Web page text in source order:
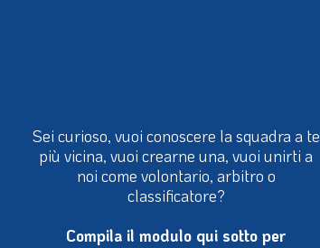
Sei curioso, vuoi conoscere la squadra a te
più vicina, vuoi crearne una, vuoi unirti a
noi come volontario, arbitro o
classificatore?
Compila il modulo qui sotto per